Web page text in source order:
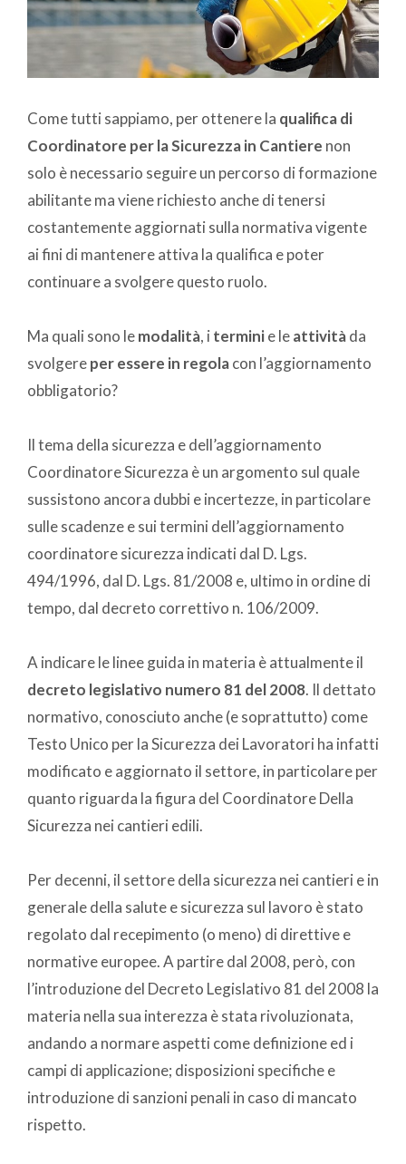
Come tutti sappiamo, per ottenere la qualifica di
Coordinatore per la Sicurezza in Cantiere non
solo è necessario seguire un percorso di formazione
abilitante ma viene richiesto anche di tenersi
costantemente aggiornati sulla normativa vigente
ai fini di mantenere attiva la qualifica e poter
continuare a svolgere questo ruolo.
Ma quali sono lemodalità, i terminie leattivitàda
svolgereper essere in regolacon l’aggiornamento
obbligatorio?
Il tema della sicurezza e dell’aggiornamento
Coordinatore Sicurezza è un argomento sul quale
sussistono ancora dubbi e incertezze, in particolare
sulle scadenze e sui termini dell’aggiornamento
coordinatore sicurezza indicati dal D. Lgs.
494/1996, dal D. Lgs. 81/2008 e, ultimo in ordine di
tempo, dal decreto correttivo n. 106/2009.
A indicare le linee guida in materia è attualmente il
decreto legislativo numero 81 del 2008. Il dettato
normativo, conosciuto anche (e soprattutto) come
Testo Unico per la Sicurezza dei Lavoratori ha infatti
modificato e aggiornato il settore, in particolare per
quanto riguarda la figura del Coordinatore Della
Sicurezza nei cantieri edili.
Per decenni, il settore della sicurezza nei cantieri e in
generale della salute e sicurezza sul lavoro è stato
regolato dal recepimento (o meno) di direttive e
normative europee. A partire dal 2008, però, con
l’introduzione del Decreto Legislativo 81 del 2008 la
materia nella sua interezza è stata rivoluzionata,
andando a normare aspetti come definizione ed i
campi di applicazione; disposizioni specifiche e
introduzione di sanzioni penali in caso di mancato
rispetto.